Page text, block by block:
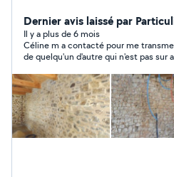
Dernier avis laissé par
Il y a plus de 6 mois
Céline m a contacté pour me
de quelqu'un d'autre qui n'est pas sur